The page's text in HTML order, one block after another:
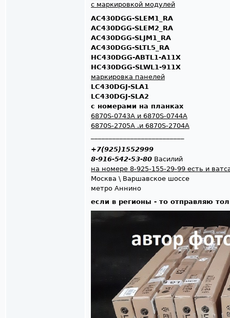
с маркировкой модулей
AC430DGG-SLEM1_RA
AC430DGG-SLEM2_RA
AC430DGG-SLJM1_RA
AC430DGG-SLTL5_RA
HC430DGG-ABTL1-A11X
HC430DGG-SLWL1-911X
маркировка панелей
LC430DGJ-SLA1
LC430DGJ-SLA2
с номерами на планках
6870S-0743A и 6870S-0744A
6870S-2705A .и 6870S-2704A
+7(925)1552999
8-916-542-53-80 Василий
на номере 8-925-155-29-99 есть и
Москва \ Варшавскоe шоссe
мeтро Аннино
если в регионы - то отправляю